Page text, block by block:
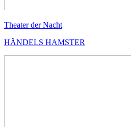
Theater der Nacht
HÄNDELS HAMSTER